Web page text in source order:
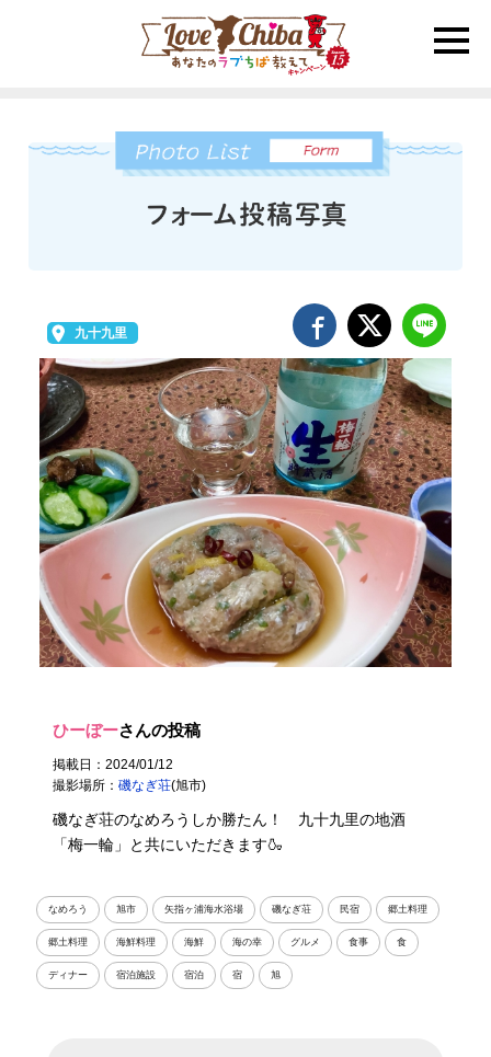
toggle
九十九里
ひーぼーさんの投稿
掲載日：2024/01/12
撮影場所：磯なぎ荘(旭市)
磯なぎ荘のなめろうしか勝たん！ 九十九里の地酒
「梅一輪」と共にいただきます🍶
なめろう 旭市 矢指ヶ浦海水浴場 磯なぎ荘 民宿 郷土料理
郷土料理 海鮮料理 海鮮 海の幸 グルメ 食事 食
ディナー 宿泊施設 宿泊 宿 旭